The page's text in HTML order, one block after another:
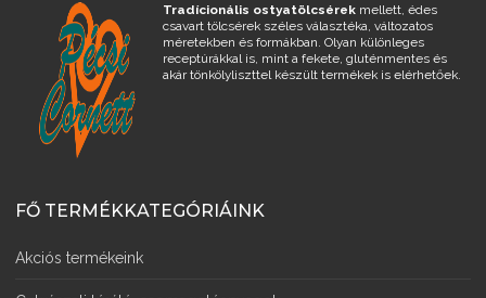
Tradícionális ostyatölcsérekmellett, édes
csavart tölcsérek széles választéka, változatos
méretekben és formákban. Olyan különleges
receptúrákkal is, mint a fekete, gluténmentes és
akár tönkölyliszttel készült termékek is elérhetőek.
FŐ TERMÉKKATEGÓRIÁINK
Akciós termékeink